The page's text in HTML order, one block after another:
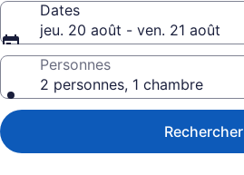
Dates
jeu. 20 août - ven. 21 août
Personnes
2 personnes, 1 chambre
Rechercher